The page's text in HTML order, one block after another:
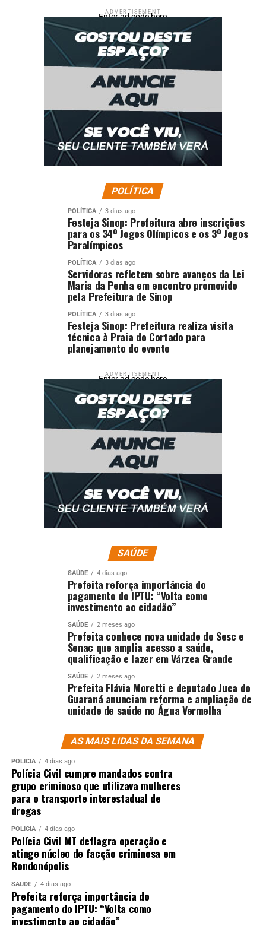
ADVERTISEMENT
Enter ad code here
POLÍTICA
POLÍTICA 3 dias ago
Festeja Sinop: Prefeitura abre inscrições
para os 34º Jogos Olímpicos e os 3º Jogos
Paralímpicos
POLÍTICA 3 dias ago
Servidoras refletem sobre avanços da Lei
Maria da Penha em encontro promovido
pela Prefeitura de Sinop
POLÍTICA 3 dias ago
Festeja Sinop: Prefeitura realiza visita
técnica à Praia do Cortado para
planejamento do evento
ADVERTISEMENT
Enter ad code here
SAÚDE
SAÚDE 4 dias ago
Prefeita reforça importância do
pagamento do IPTU: “Volta como
investimento ao cidadão”
SAÚDE 2 meses ago
Prefeita conhece nova unidade do Sesc e
Senac que amplia acesso a saúde,
qualificação e lazer em Várzea Grande
SAÚDE 2 meses ago
Prefeita Flávia Moretti e deputado Juca do
Guaraná anunciam reforma e ampliação de
unidade de saúde no Água Vermelha
AS MAIS LIDAS DA SEMANA
POLÍCIA 4 dias ago
Polícia Civil cumpre mandados contra
grupo criminoso que utilizava mulheres
para o transporte interestadual de
drogas
POLÍCIA 4 dias ago
Polícia Civil MT deflagra operação e
atinge núcleo de facção criminosa em
Rondonópolis
SAÚDE 4 dias ago
Prefeita reforça importância do
pagamento do IPTU: “Volta como
investimento ao cidadão”